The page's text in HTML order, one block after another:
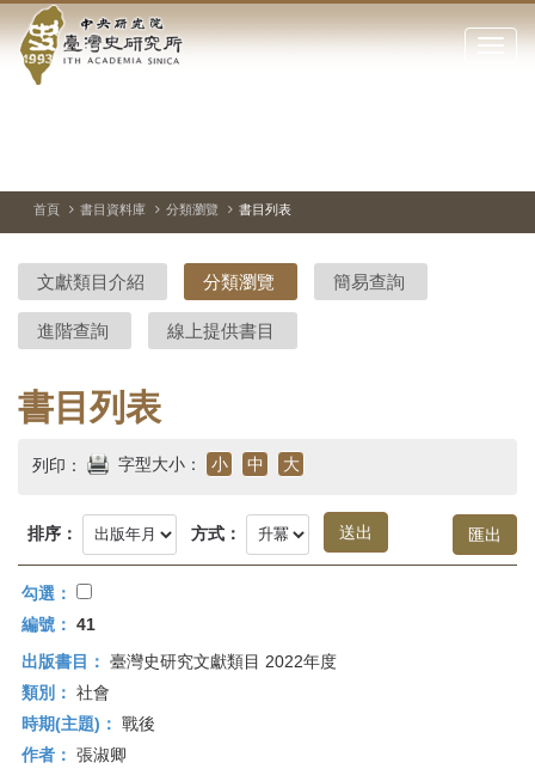
到中
央
院-
臺
灣
史
研
究
首
頁
點
閉
站
停、
圖
圖
結
首頁 書目資料庫 分類瀏覽 書目列表
文獻類目介紹 分類瀏覽 簡易查詢
進階查詢 線上提供書目
書目列表
列印： 字型大小： 小 中 大
排序： 方式：
勾選：
編號： 41
出版書目： 臺灣史研究文獻類目 2022年度
類別： 社會
時期(主題)： 戰後
作者： 張淑卿